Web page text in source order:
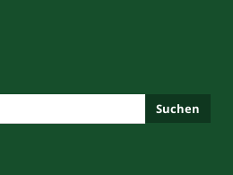
Suchen